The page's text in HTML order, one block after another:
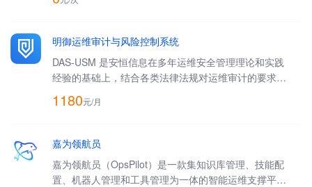
明御运维审计与风险控制系统
DAS-USM 是安恒信息在多年运维安全管理理论和实践
经验的基础上，结合各类法律法规对运维审计的要求，
采用 B/S 架构，集身份认证（Authentication）、账户
管理（Account）、控制权限（Authorization）、日志
传输协议、图形终端协议、远程应用协议的安全监控与
理与审计产品。
1180元/月
嘉为领航员
嘉为领航员（OpsPilot）是一款集知识库管理、技能配
置、机器人管理和工具管理为一体的智能运维支撑平